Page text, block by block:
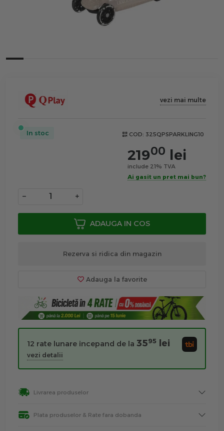
vezi mai multe
In stoc COD: 325QPSPARKLING10
21900 lei
include 21% TVA
Ai gasit un pret mai bun?
− +
ADAUGA IN COS
Rezerva si ridica din magazin
Adauga la favorite
12 rate lunare incepand de la 3595 lei
vezi detalii
Livrarea produselor
Plata produselor & Rate fara dobanda